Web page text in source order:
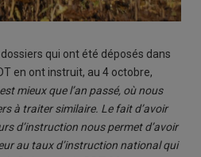
qui ont été déposés dans
en ont instruit, au 4 octobre,
mieux que l’an passé, où nous
à traiter similaire. Le fait d’avoir
d’instruction nous permet d’avoir
au taux d’instruction national qui